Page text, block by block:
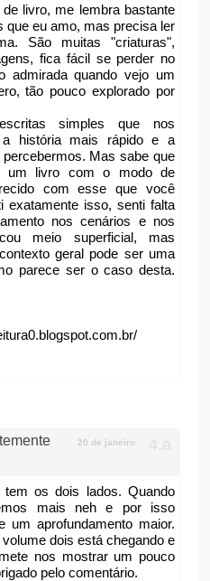
livro, me lembra bastante
que eu amo, mas precisa ler
São muitas "criaturas",
fica fácil se perder no
admirada quando vejo um
tão pouco explorado por
simples que nos
a história mais rápido e a
Mas sabe que
um livro com o modo de
com esse que você
exatamente isso, senti falta
nos cenários e nos
meio superficial, mas
geral pode ser uma
parece ser o caso desta.
20 de janeiro
tem os dois lados. Quando
mais neh e por isso
um aprofundamento maior.
dois está chegando e
nos mostrar um pouco
pelo comentário.